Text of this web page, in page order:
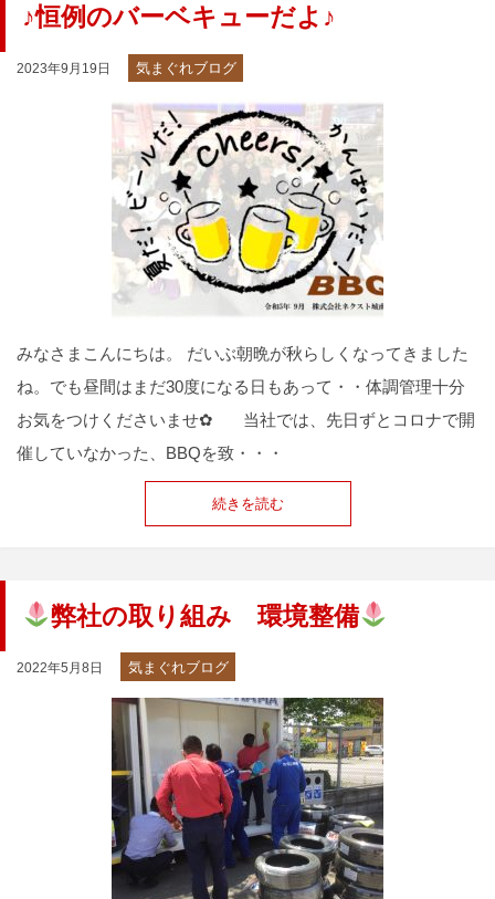
♪恒例のバーベキューだよ♪
2023年9月19日 気まぐれブログ
みなさまこんにちは。 だいぶ朝晩が秋らしくなってきました
ね。でも昼間はまだ30度になる日もあって・・体調管理十分
お気をつけくださいませ✿ 当社では、先日ずとコロナで開
催していなかった、BBQを致・・・
続きを読む
弊社の取り組み 環境整備
2022年5月8日 気まぐれブログ